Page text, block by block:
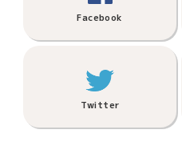
Facebook
Twitter